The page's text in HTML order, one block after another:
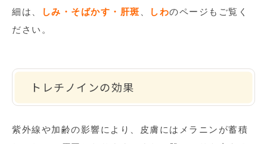
細は、
しみ・そばかす・肝斑 しわのページもご覧く
ださい。
トレチノインの効果
紫外線や加齢の影響により、皮膚にはメラニンが蓄積